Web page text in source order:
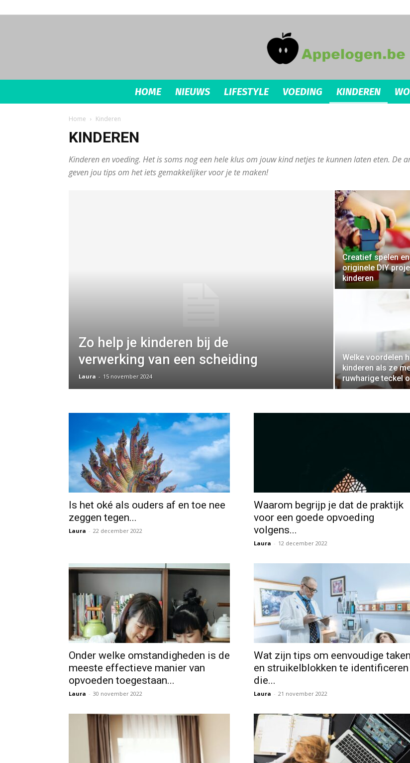
appelogen.be
HOME NIEUWS LIFESTYLE VOEDING KINDEREN
Home Kinderen
KINDEREN
Kinderen en voeding. Het is soms nog een hele klus om jouw kind netjes te kunnen laten eten. De
geven jou tips om het iets gemakkelijker voor je te maken!
Zo help je kinderen bij de
verwerking van een scheiding
Laura - 15 november 2024
Creatief spelen
originele DIY
kinderen
Welke voordelen
kinderen als ze
ruwharige teckel
Is het oké als ouders af en toe nee
zeggen tegen...
Laura - 22 december 2022
Waarom begrijp je dat de praktijk
voor een goede opvoeding
volgens...
Laura - 12 december 2022
Onder welke omstandigheden is de
meeste effectieve manier van
opvoeden toegestaan...
Laura - 30 november 2022
Wat zijn tips om eenvoudige taken
en struikelblokken te identificeren
die...
Laura - 21 november 2022